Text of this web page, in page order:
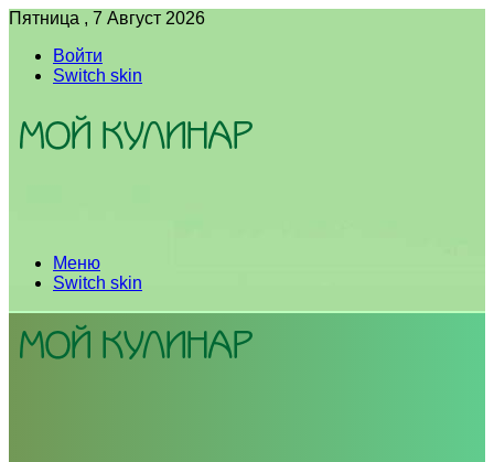
Пятница , 7 Август 2026
Войти
Switch skin
Меню
Switch skin